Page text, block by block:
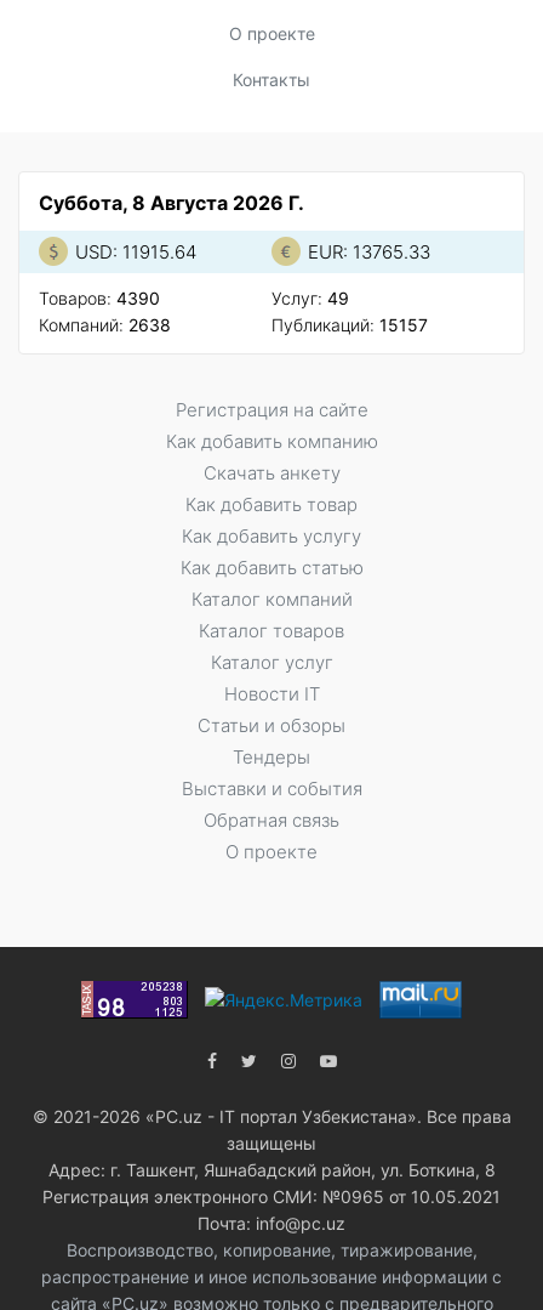
О проекте
Контакты
Суббота, 8 Августа 2026 Г.
USD: 11915.64 EUR: 13765.33
Товаров: 4390
Компаний: 2638
Услуг: 49
Публикаций: 15157
Регистрация на сайте
Как добавить компанию
Скачать анкету
Как добавить товар
Как добавить услугу
Как добавить статью
Каталог компаний
Каталог товаров
Каталог услуг
Новости IT
Статьи и обзоры
Тендеры
Выставки и события
Обратная связь
О проекте
© 2021-2026 «PC.uz - IT портал Узбекистана». Все права
защищены
Адрес: г. Ташкент, Яшнабадский район, ул. Боткина, 8
Регистрация электронного СМИ: №0965 от 10.05.2021
Почта: info@pc.uz
Воспроизводство, копирование, тиражирование,
распространение и иное использование информации с
сайта «PC.uz» возможно только с предварительного